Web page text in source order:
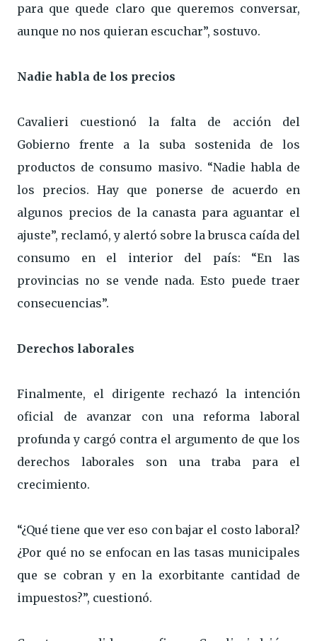
para que quede claro que queremos conversar,
aunque no nos quieran escuchar”, sostuvo.
Nadie habla de los precios
Cavalieri cuestionó la falta de acción del
Gobierno frente a la suba sostenida de los
productos de consumo masivo. “Nadie habla de
los precios. Hay que ponerse de acuerdo en
algunos precios de la canasta para aguantar el
ajuste”, reclamó, y alertó sobre la brusca caída del
consumo en el interior del país: “En las
provincias no se vende nada. Esto puede traer
consecuencias”.
Derechos laborales
Finalmente, el dirigente rechazó la intención
oficial de avanzar con una reforma laboral
profunda y cargó contra el argumento de que los
derechos laborales son una traba para el
crecimiento.
“¿Qué tiene que ver eso con bajar el costo laboral?
¿Por qué no se enfocan en las tasas municipales
que se cobran y en la exorbitante cantidad de
impuestos?”, cuestionó.